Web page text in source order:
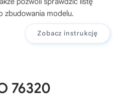
zbudowania modelu.
Zobacz instrukcję
76320